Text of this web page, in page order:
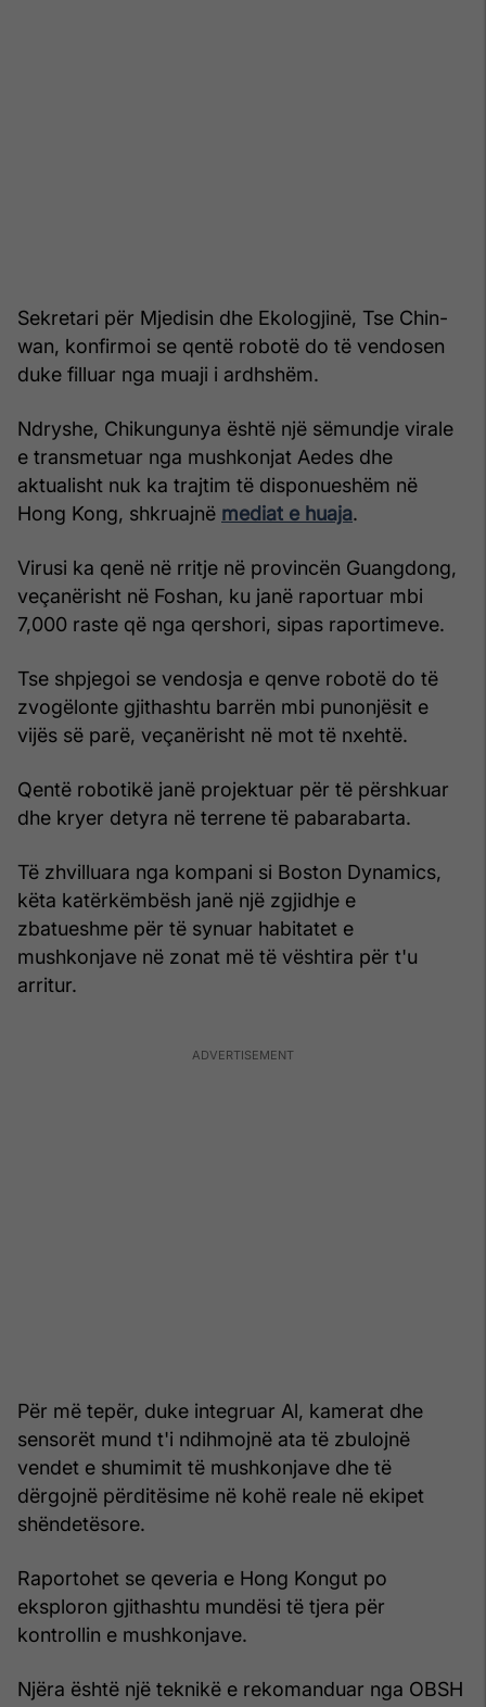
Sekretari për Mjedisin dhe Ekologjinë, Tse Chin-
wan, konfirmoi se qentë robotë do të vendosen
duke filluar nga muaji i ardhshëm.
Ndryshe, Chikungunya është një sëmundje virale
e transmetuar nga mushkonjat Aedes dhe
aktualisht nuk ka trajtim të disponueshëm në
Hong Kong, shkruajnë mediat e huaja.
Virusi ka qenë në rritje në provincën Guangdong,
veçanërisht në Foshan, ku janë raportuar mbi
7,000 raste që nga qershori, sipas raportimeve.
Tse shpjegoi se vendosja e qenve robotë do të
zvogëlonte gjithashtu barrën mbi punonjësit e
vijës së parë, veçanërisht në mot të nxehtë.
Qentë robotikë janë projektuar për të përshkuar
dhe kryer detyra në terrene të pabarabarta.
Të zhvilluara nga kompani si Boston Dynamics,
këta katërkëmbësh janë një zgjidhje e
zbatueshme për të synuar habitatet e
mushkonjave në zonat më të vështira për t'u
arritur.
Për më tepër, duke integruar Al, kamerat dhe
sensorët mund t'i ndihmojnë ata të zbulojnë
vendet e shumimit të mushkonjave dhe të
dërgojnë përditësime në kohë reale në ekipet
shëndetësore.
Raportohet se qeveria e Hong Kongut po
eksploron gjithashtu mundësi të tjera për
kontrollin e mushkonjave.
Njëra është një teknikë e rekomanduar nga OBSH